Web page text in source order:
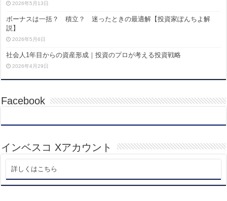
2026年5月13日
ボーナスは一括？ 積立？ 迷ったときの最適解【投資家ぽんちよ解
説】
2026年5月6日
社会人1年目からの資産形成｜投資のプロが考える投資戦略
2026年4月29日
Facebook
インベスコ Xアカウント
詳しくはこちら